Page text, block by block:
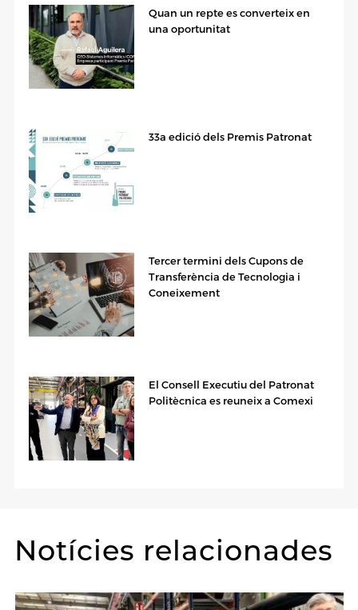
Quan un repte es converteix en
una oportunitat
33a edició dels Premis Patronat
Tercer termini dels Cupons de
Transferència de Tecnologia i
Coneixement
El Consell Executiu del Patronat
Politècnica es reuneix a Comexi
Notícies relacionades